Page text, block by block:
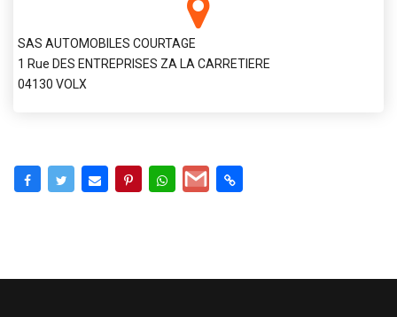
SAS AUTOMOBILES COURTAGE
1 Rue DES ENTREPRISES ZA LA CARRETIERE
04130 VOLX